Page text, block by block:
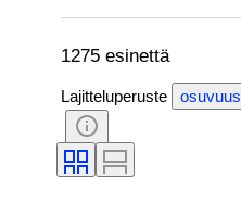
Rautatieyhtiä
1275 esinettä
Lajitteluperuste osuvuus